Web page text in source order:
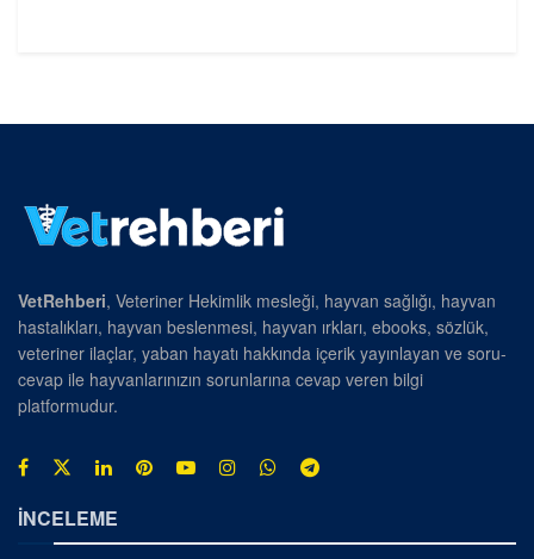
VetRehberi, Veteriner Hekimlik mesleği, hayvan sağlığı, hayvan
hastalıkları, hayvan beslenmesi, hayvan ırkları, ebooks, sözlük,
veteriner ilaçlar, yaban hayatı hakkında içerik yayınlayan ve soru-
cevap ile hayvanlarınızın sorunlarına cevap veren bilgi
platformudur.
İNCELEME